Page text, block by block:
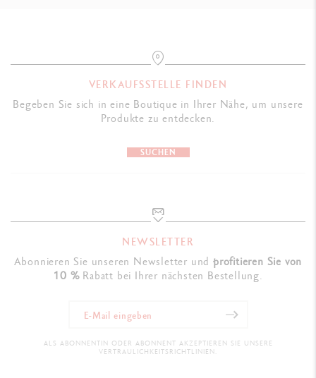
Ref. UV849.243
VERKAUFSSTELLE FINDEN
Begeben Sie sich in eine Boutique in Ihrer Nähe, um unsere
Produkte zu entdecken.
SUCHEN
NEWSLETTER
Abonnieren Sie unseren Newsletter undprofitieren Sie von
10 %Rabatt bei Ihrer nächsten Bestellung.
ALS ABONNENTIN ODER ABONNENT AKZEPTIEREN SIE UNSERE
VERTRAULICHKEITSRICHTLINIEN.